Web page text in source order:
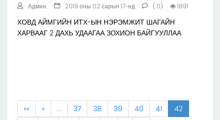
Админ: 2019 оны 02 сарын 17-нд ( 0) 1891
ХОВД АЙМГИЙН ИТХ-ЫН НЭРЭМЖИТ ШАГАЙН
ХАРВААГ 2 ДАХЬ УДААГАА ЗОХИОН БАЙГУУЛЛАА
«« « … 37 38 39 40 41
42